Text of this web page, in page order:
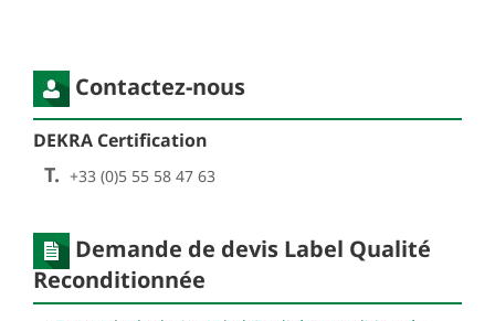
Contactez-nous
DEKRA Certification
T. +33 (0)5 55 58 47 63
Demande de devis Label Qualité
Reconditionnée